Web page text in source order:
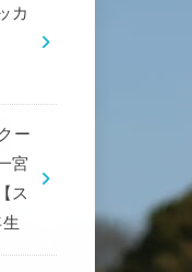
カ
ー
宮
ス